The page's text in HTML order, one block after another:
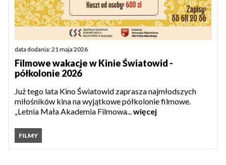
data dodania: 21 maja 2026
Filmowe wakacje w Kinie Światowid -
półkolonie 2026
Już tego lata Kino Światowid zaprasza najmłodszych
miłośników kina na wyjątkowe półkolonie filmowe.
„Letnia Mała Akademia Filmowa... więcej
FILMY